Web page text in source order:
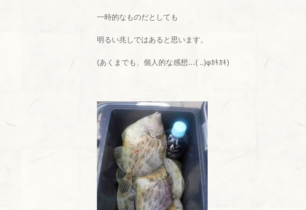
一時的なものだとしても
明るい兆しではあると思います。
(あくまでも、個人的な感想…( ..)φｶｷｶｷ)